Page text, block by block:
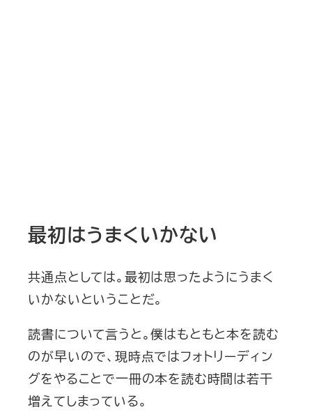
最初はうまくいかない
共通点としては。最初は思ったようにうまく
いかないということだ。
読書について言うと。僕はもともと本を読む
のが早いので、現時点ではフォトリーディン
グをやることで一冊の本を読む時間は若干
増えてしまっている。